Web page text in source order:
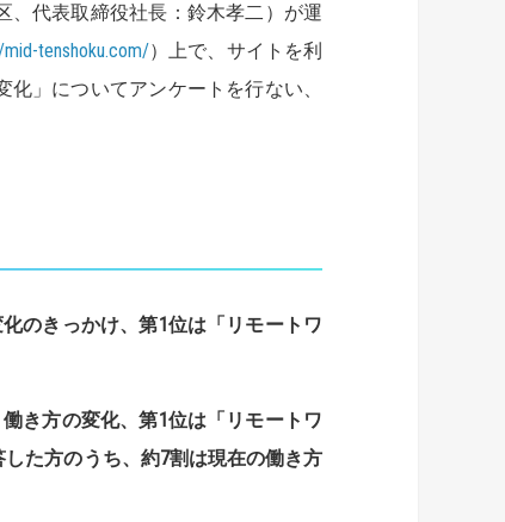
、代表取締役社長：鈴木孝二）が運
tenshoku.com/）上で、サイトを利
」についてアンケートを行ない、
のきっかけ、第1位は「リモートワ
働き方の変化、第1位は「リモートワ
した方のうち、約7割は現在の働き方